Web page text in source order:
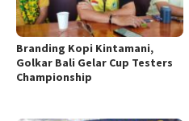
Branding Kopi Kintamani,
Golkar Bali Gelar Cup Testers
Championship